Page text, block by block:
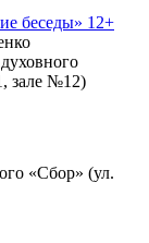
беседы» 12+
зале №12)
«Сбор» (ул.